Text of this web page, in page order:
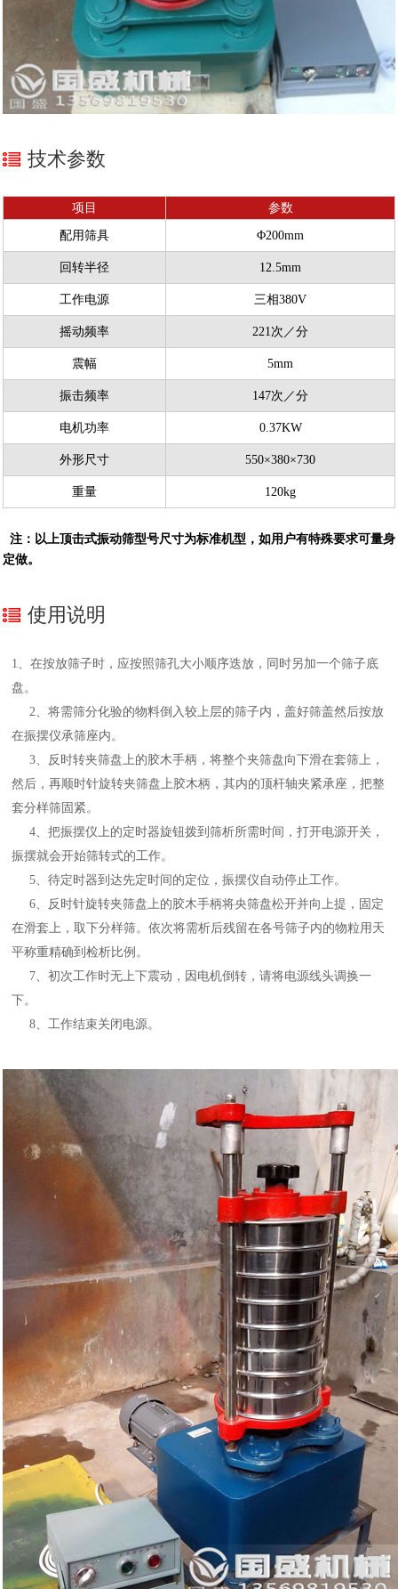
技术参数
项目 参数
配用筛具 Φ200mm
回转半径 12.5mm
工作电源 三相380V
摇动频率 221次／分
震幅 5mm
振击频率 147次／分
电机功率 0.37KW
外形尺寸 550×380×730
重量 120kg
注：以上顶击式振动筛型号尺寸为标准机型，如用户有特殊要求可量身
定做。
使用说明
1、在按放筛子时，应按照筛孔大小顺序迭放，同时另加一个筛子底
盘。
2、将需筛分化验的物料倒入 较 上层的筛子内，盖好筛盖然后按放
在振摆仪承筛座内。
3、反时转夹筛盘上的胶木手柄，将整个夹筛盘向下滑在套筛上，
然后，再顺时针旋转夹筛盘上胶木柄，其内的顶杆轴夹紧承座，把整
套分样筛固紧。
4、把振摆仪上的定时器旋钮拨到筛析所需时间，打开电源开关，
振摆就会开始筛转式的工作。
5、待定时器到达先定时间的定位，振摆仪自动停止工作。
6、反时针旋转夹筛盘上的胶木手柄将央筛盘松开并向上提，固定
在滑套上，取下分样筛。依次将需析后残留在各号筛子内的物粒用天
平称重精确到检析比例。
7、初次工作时无上下震动，因电机倒转，请将电源线头调换一
下。
8、工作结束关闭电源。